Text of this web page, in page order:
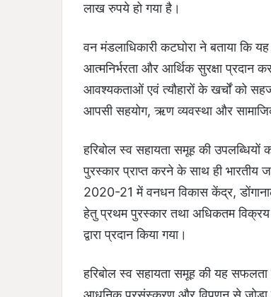
लाख रुपये हो गया है।
वन मंडलाधिकारी कटघोरा ने बताया कि
आत्मनिर्भरता और आर्थिक सुरक्षा प्रदान
आवश्यकताओं एवं त्यौहारों के खर्चों को
आपसी सहयोग, ऋण व्यवस्था और
हरिबोल स्व सहायता समूह की उपलब्धियों
पुरस्कार प्राप्त करने के साथ ही भारतीय
2020-21 में वनधन विकास केंद्र,
हेतु प्रथम पुरस्कार तथा अधिकतम विक्रय
द्वारा प्रदान किया गया।
हरिबोल स्व सहायता समूह की यह